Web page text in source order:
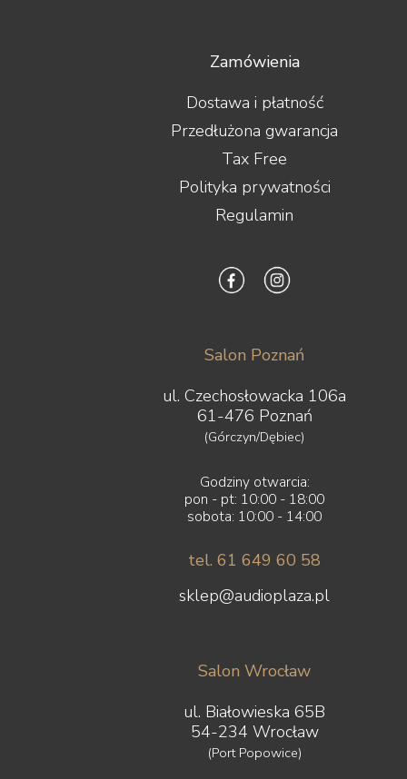
Zamówienia
Dostawa i płatność
Przedłużona gwarancja
Tax Free
Polityka prywatności
Regulamin
Salon Poznań
ul. Czechosłowacka 106a
61-476 Poznań
(Górczyn/Dębiec)
Godziny otwarcia:
pon - pt: 10:00 - 18:00
sobota: 10:00 - 14:00
tel. 61 649 60 58
sklep@audioplaza.pl
Salon Wrocław
ul. Białowieska 65B
54-234 Wrocław
(Port Popowice)